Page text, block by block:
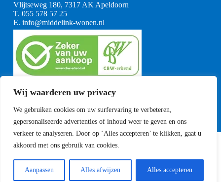
Wij waarderen uw privacy
We gebruiken cookies om uw surfervaring te verbeteren,
gepersonaliseerde advertenties of inhoud weer te geven en ons
verkeer te analyseren. Door op ‘Alles accepteren’ te klikken, gaat u
akkoord met ons gebruik van cookies.
Aanpassen Alles afwijzen Alles accepteren
Vlijtseweg 180, 7317 AK Apeldoorn
T. 055 578 57 25
E. info@middelink-wonen.nl
KvK: 08164360
BTW: NL001377739B29
Algemene voorwaarden
CBW voorwaarden
Copyright Middelink Wonen 2023
Sitemap
Ontwikkeld doorBest4u Media